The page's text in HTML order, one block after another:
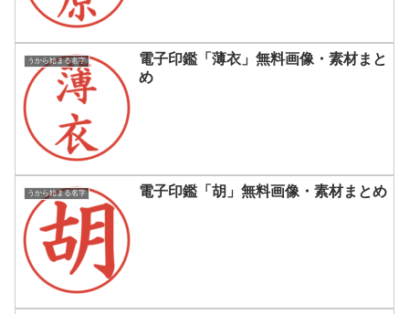
うから始まる名字
電子印鑑「薄衣」無料画像・素材まと
め
うから始まる名字 電子印鑑「胡」無料画像・素材まとめ